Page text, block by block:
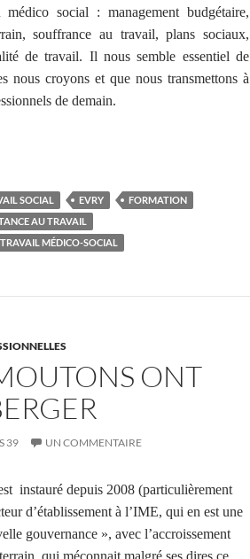
social : management budgétaire,
souffrance au travail, plans sociaux,
de travail. Il nous semble essentiel de
nous croyons et que nous transmettons à
de demain.
SOCIAL EVRY
FORMATION
AU TRAVAIL
TRAVAIL MÉDICO-SOCIAL
ONT
39 UN COMMENTAIRE
instauré depuis 2008 (particulièrement
d’établissement à l’IME, qui en est une
gouvernance », avec l’accroissement
qui méconnait malgré ses dires ce